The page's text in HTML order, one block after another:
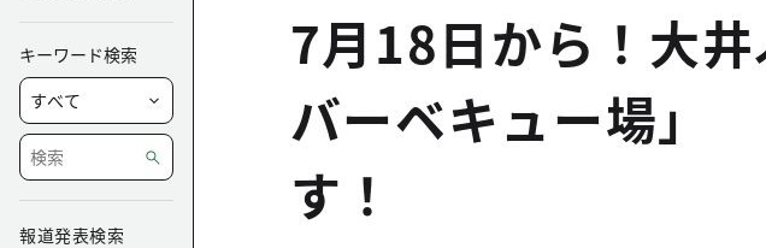
キーワード検索
報道発表検索
7月18日から！大
バーベキュー場」
す！